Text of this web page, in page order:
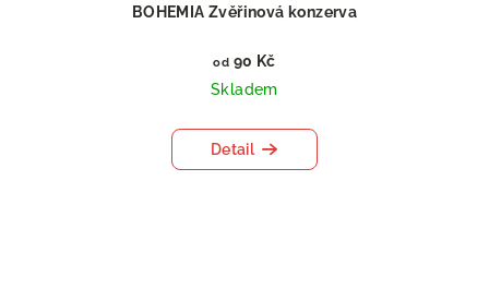
BOHEMIA Zvěřinová konzerva
od 90 Kč
Skladem
Detail